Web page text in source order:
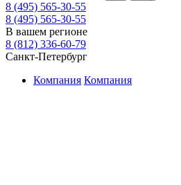
8 (495) 565-30-55
8 (495) 565-30-55
В вашем регионе
8 (812) 336-60-79
Санкт-Петербург
Компания Компания